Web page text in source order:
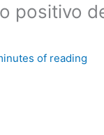
positivo
of reading